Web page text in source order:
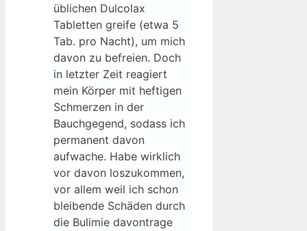
üblichen Dulcolax
Tabletten greife (etwa 5
Tab. pro Nacht), um mich
davon zu befreien. Doch
in letzter Zeit reagiert
mein Körper mit heftigen
Schmerzen in der
Bauchgegend, sodass ich
permanent davon
aufwache. Habe wirklich
vor davon loszukommen,
vor allem weil ich schon
bleibende Schäden durch
die Bulimie davontrage